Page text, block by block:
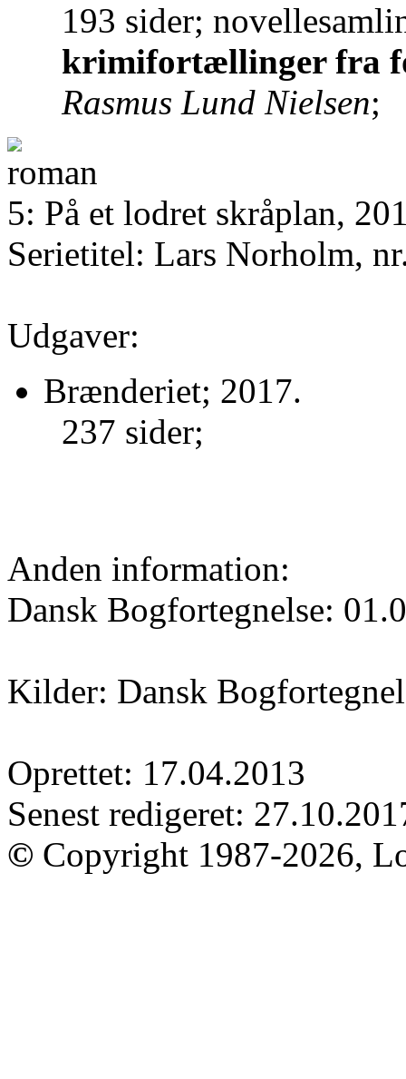
193 sider;
krimifortællinger fra
Rasmus Lund Nielsen;
5: På et lodret skråplan,
Serietitel: Lars Norholm,
Udgaver:
Brænderiet; 2017.
237 sider;
Anden information:
Dansk Bogfortegnelse:
Kilder: Dansk
Oprettet: 17.04.2013
Senest redigeret:
© Copyright 1987-2026,